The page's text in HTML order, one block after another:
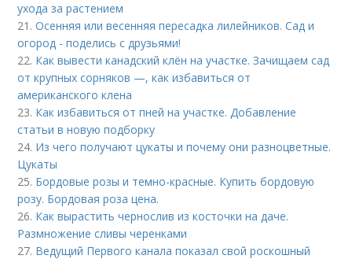
ухода за растением
21.Осенняя или весенняя пересадка лилейников. Сад и
огород - поделись с друзьями!
22. Как вывести канадский клён на участке. Зачищаем сад
от крупных сорняков —, как избавиться от
американского клена
23. Как избавиться от пней на участке. Добавление
статьи в новую подборку
24. Из чего получают цукаты и почему они разноцветные.
Цукаты
25. Бордовые розы и темно-красные. Купить бордовую
розу. Бордовая роза цена.
26. Как вырастить чернослив из косточки на даче.
Размножение сливы черенками
27. Ведущий Первого канала показал свой роскошный